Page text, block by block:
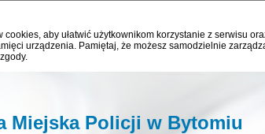
cookies, aby ułatwić użytkownikom korzystanie z serwisu
urządzenia. Pamiętaj, że możesz samodzielnie
Miejska Policji w Bytomiu